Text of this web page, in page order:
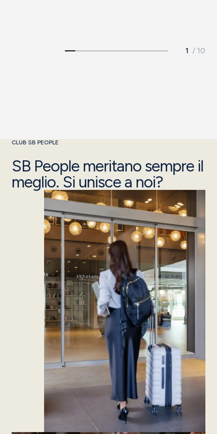
CLUB SB PEOPLE
SB People meritano sempre il
meglio. Si unisce a noi?